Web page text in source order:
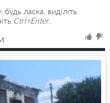
ласка, виділіть
Ctrl+Enter.